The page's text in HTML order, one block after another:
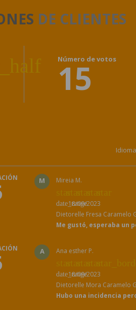
DE CLIENTES
Número de votos
15
Idioma
M Mireia M.
date_range
18/09/2023
Dietorelle Fresa Caramelo
Me gustó, esperaba un
A Ana esther P.
date_range
18/09/2023
Dietorelle Mora Caramelo
Hubo una incidencia